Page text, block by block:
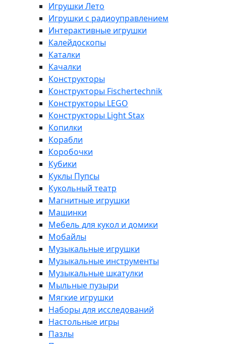
Игрушки Лето
Игрушки с радиоуправлением
Интерактивные игрушки
Калейдоскопы
Каталки
Качалки
Конструкторы
Конструкторы Fisсhertechnik
Конструкторы LEGO
Конструкторы Light Stax
Копилки
Корабли
Коробочки
Кубики
Куклы Пупсы
Кукольный театр
Магнитные игрушки
Машинки
Мебель для кукол и домики
Мобайлы
Музыкальные игрушки
Музыкальные инструменты
Музыкальные шкатулки
Мыльные пузыри
Мягкие игрушки
Наборы для исследований
Настольные игры
Пазлы